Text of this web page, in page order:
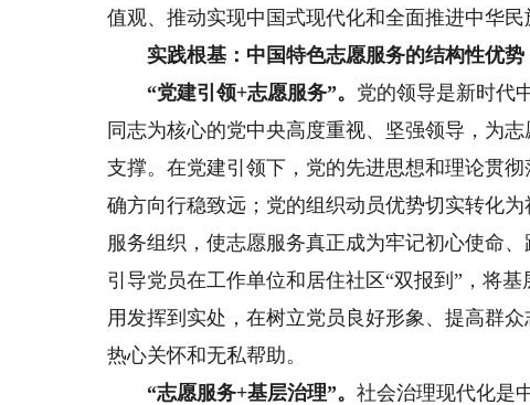
值观、推动实现中国式现代化和全面推进中华民
实践根基：中国特色志愿服务的结构性优势
“党建引领+志愿服务”。 党的领导是新时代
同志为核心的党中央高度重视、坚强领导，为
支撑。在党建引领下，党的先进思想和理论贯
确方向行稳致远；党的组织动员优势切实转化
服务组织，使志愿服务真正成为牢记初心使命
引导党员在工作单位和居住社区“双报到”，将
用发挥到实处，在树立党员良好形象、提高群
热心关怀和无私帮助。
“志愿服务+基层治理”。社会治理现代化是